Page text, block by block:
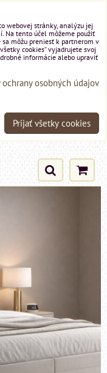
webovej stránky, analýzu jej
Na tento účel môžeme použiť
môžu preniesť k partnerom v
cookies“ vyjadrujete svoj
informácie alebo upraviť
ochrany osobných údajov
Prijať všetky cookies